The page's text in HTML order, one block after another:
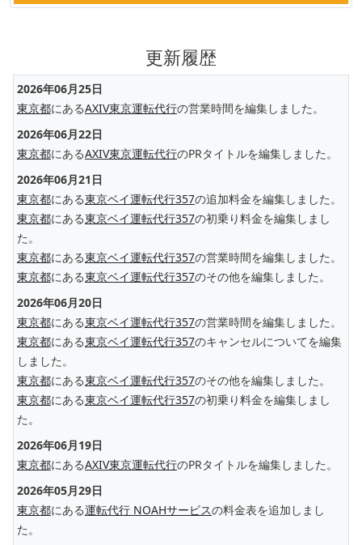
更新履歴
2026年06月25日
東京都にあるAXIV東京運転代行の営業時間を編集しました。
2026年06月22日
東京都にあるAXIV東京運転代行のPRタイトルを編集しました。
2026年06月21日
東京都にある東京ベイ運転代行357の追加料金を編集しました。
東京都にある東京ベイ運転代行357の初乗り料金を編集しまし
た。
東京都にある東京ベイ運転代行357の営業時間を編集しました。
東京都にある東京ベイ運転代行357のその他を編集しました。
2026年06月20日
東京都にある東京ベイ運転代行357の営業時間を編集しました。
東京都にある東京ベイ運転代行357のキャンセルについてを編集
しました。
東京都にある東京ベイ運転代行357のその他を編集しました。
東京都にある東京ベイ運転代行357の初乗り料金を編集しまし
た。
2026年06月19日
東京都にあるAXIV東京運転代行のPRタイトルを編集しました。
2026年05月29日
東京都にある運転代行 NOAHサービスの料金表を追加しまし
た。